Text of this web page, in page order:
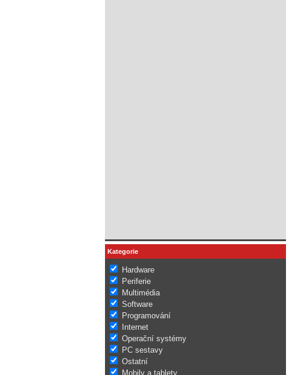
Kategorie
Hardware
Periferie
Multimédia
Software
Programování
Internet
Operační systémy
PC sestavy
Ostatní
Mobily a tablety